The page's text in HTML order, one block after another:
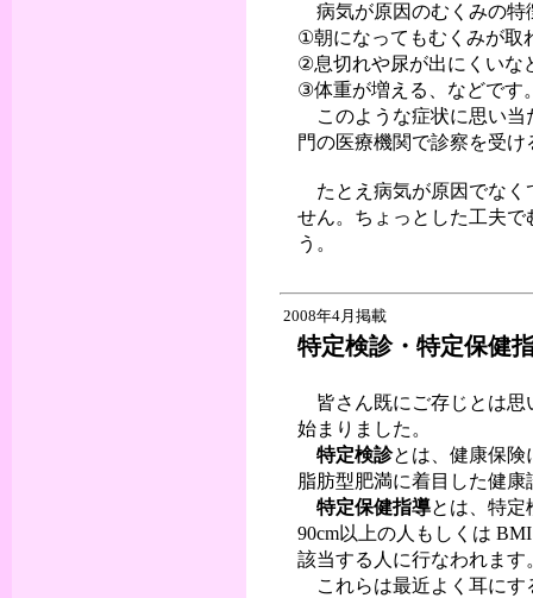
病気が原因のむくみの特
①朝になってもむくみが取
②息切れや尿が出にくいな
③体重が増える、などです
このような症状に思い当
門の医療機関で診察を受
たとえ病気が原因でなく
せん。ちょっとした工夫
う。
2008年4月掲載
特定検診・特定保健
皆さん既にご存じとは思
始まりました。
特定検診とは、健康保険
脂肪型肥満に着目した健康
特定保健指導とは、特定
90cm以上の人もしくは
該当する人に行なわれます
これらは最近よく耳にす